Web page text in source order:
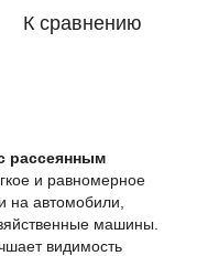
К сравнению
рассеянным
и равномерное
на автомобили,
машины.
видимость